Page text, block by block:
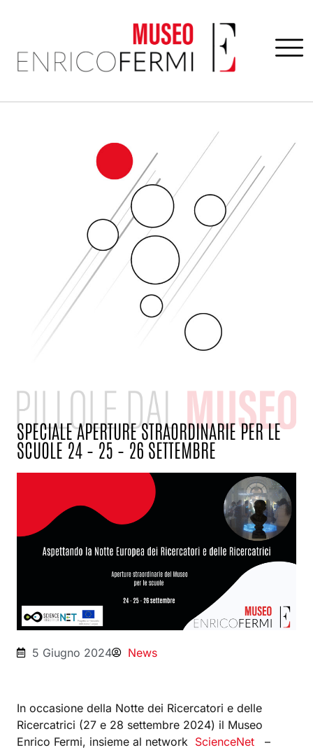
SPECIALE APERTURE STRAORDINARIE PER LE
SCUOLE 24 – 25 – 26 SETTEMBRE
5 Giugno 2024 News
In occasione della Notte dei Ricercatori e delle
Ricercatrici (27 e 28 settembre 2024) il Museo
Enrico Fermi, insieme al network ScienceNet
–